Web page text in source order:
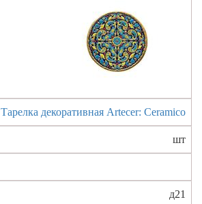
Тарелка декоративная Artecer: Ceramico
шт
д21